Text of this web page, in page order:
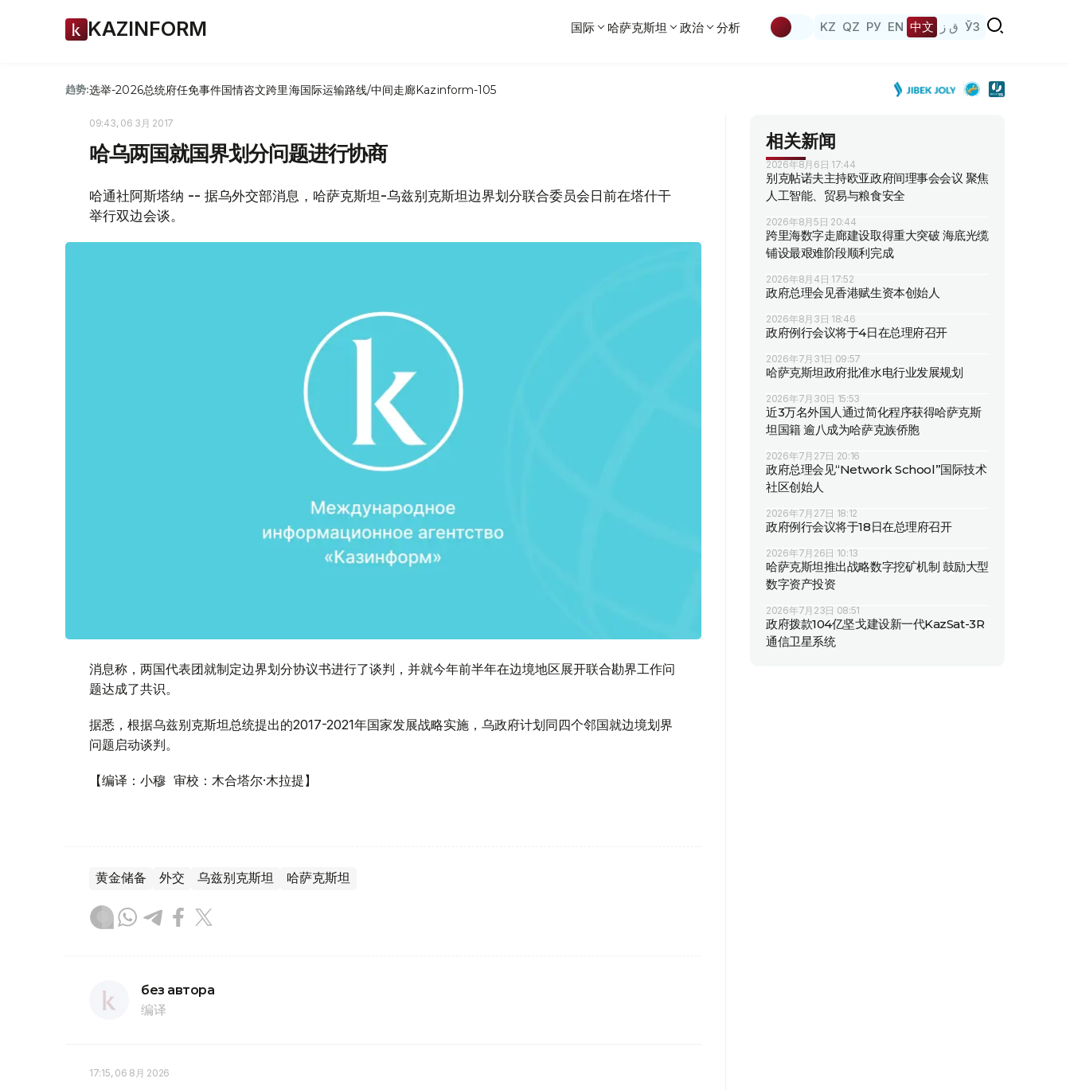
KAZINFORM 国际 哈萨克斯坦 政治 分析 KZ QZ РУ EN 中文 ق ز ЎЗ
趋势:选举-2026总统府任免事件国情咨文跨里海国际运输路线/中间走廊Kazinform-105
09:43, 06 3月 2017
哈乌两国就国界划分问题进行协商
哈通社阿斯塔纳 -- 据乌外交部消息，哈萨克斯坦-乌兹别克斯坦边界划分联合委员会日前在塔什干
举行双边会谈。
消息称，两国代表团就制定边界划分协议书进行了谈判，并就今年前半年在边境地区展开联合勘界工作问
题达成了共识。
据悉，根据乌兹别克斯坦总统提出的2017-2021年国家发展战略实施，乌政府计划同四个邻国就边境划界
问题启动谈判。
【编译：小穆 审校：木合塔尔·木拉提】
黄金储备 外交 乌兹别克斯坦 哈萨克斯坦
без автора
编译
17:15, 06 8月 2026
相关新闻
2026年8月6日 17:44
别克帖诺夫主持欧亚政府间理事会会议 聚焦
人工智能、贸易与粮食安全
2026年8月5日 20:44
跨里海数字走廊建设取得重大突破 海底光缆
铺设最艰难阶段顺利完成
2026年8月4日 17:52
政府总理会见香港赋生资本创始人
2026年8月3日 18:46
政府例行会议将于4日在总理府召开
2026年7月31日 09:57
哈萨克斯坦政府批准水电行业发展规划
2026年7月30日 15:53
近3万名外国人通过简化程序获得哈萨克斯
坦国籍 逾八成为哈萨克族侨胞
2026年7月27日 20:16
政府总理会见“Network School”国际技术
社区创始人
2026年7月27日 18:12
政府例行会议将于18日在总理府召开
2026年7月26日 10:13
哈萨克斯坦推出战略数字挖矿机制 鼓励大型
数字资产投资
2026年7月23日 08:51
政府拨款104亿坚戈建设新一代KazSat-3R
通信卫星系统